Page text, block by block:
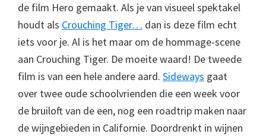
de film Hero gemaakt. Als je van visueel spektakel
houdt als Crouching Tiger… dan is deze film echt
iets voor je. Al is het maar om de hommage-scene
aan Crouching Tiger. De moeite waard! De tweede
film is van een hele andere aard. Sideways gaat
over twee oude schoolvrienden die een week voor
de bruiloft van de een, nog een roadtrip maken naar
de wijngebieden in Californie. Doordrenkt in wijnen